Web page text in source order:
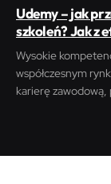
Udemy – jak
szkoleń? Jak z
Wysokie
współczesnym
karierę